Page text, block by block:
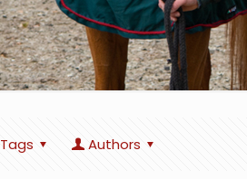
Tags Authors